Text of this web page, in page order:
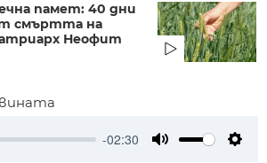
памет: 40 дни
смъртта на
Неофит
-02:30